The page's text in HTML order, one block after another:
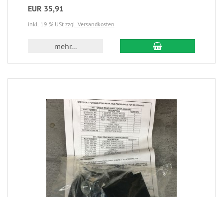
EUR 35,91
inkl. 19 % USt zzgl. Versandkosten
mehr...